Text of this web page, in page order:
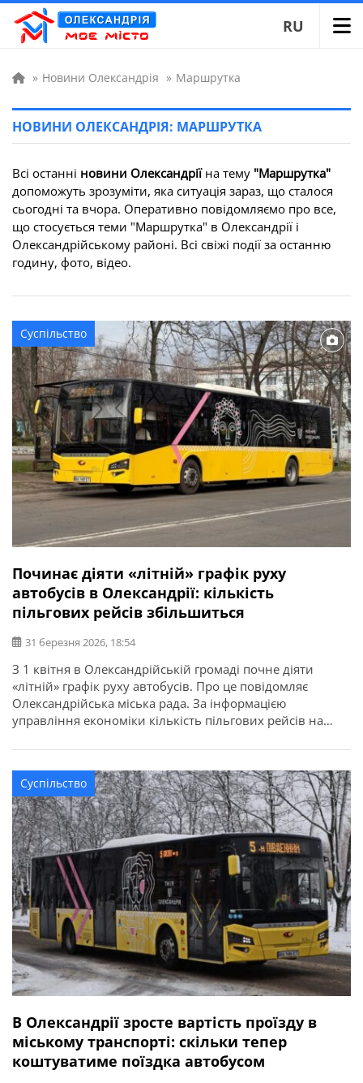
RU
» Новини Олександрія » Маршрутка
НОВИНИ ОЛЕКСАНДРІЯ: МАРШРУТКА
Всі останні новини Олександріїна тему "Маршрутка"
допоможуть зрозуміти, яка ситуація зараз, що сталося
сьогодні та вчора. Оперативно повідомляємо про все,
що стосується теми "Маршрутка" в Олександрії і
Олександрійському районі. Всі свіжі події за останню
годину, фото, відео.
Суспільство
Починає діяти «літній» графік руху
автобусів в Олександрії: кількість
пільгових рейсів збільшиться
31 березня 2026, 18:54
З 1 квітня в Олександрійській громаді почне діяти
«літній» графік руху автобусів. Про це повідомляє
Олександрійська міська рада. За інформацією
управління економіки кількість пільгових рейсів на
на тиждень. Також відновлюється рух автобуса №14, що
курсує до дачних кооперативів. Ознайомитись із
графіком можна нижче.
Суспільство
В Олександрії зросте вартість проїзду в
міському транспорті: скільки тепер
коштуватиме поїздка автобусом